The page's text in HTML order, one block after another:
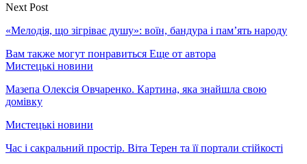
Next Post
«Мелодія, що зігріває душу»: воїн, бандура і пам’ять народу
Вам также могут понравиться Еще от автора
Мистецькі новини
Мазепа Олексія Овчаренко. Картина, яка знайшла свою
домівку
Мистецькі новини
Час і сакральний простір. Віта Терен та її портали стійкості